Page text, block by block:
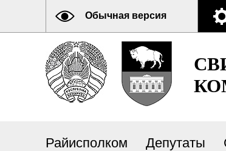
Обычная версия
Райисполком Депутаты